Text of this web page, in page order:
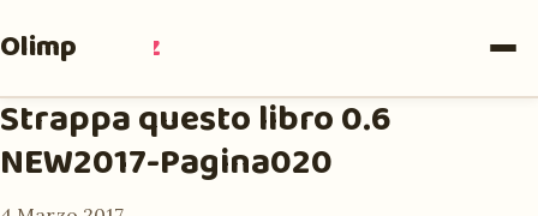
Olimpia Ruiz
Strappa questo libro 0.6
NEW2017-Pagina020